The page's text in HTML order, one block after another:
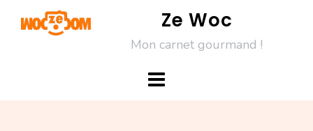
Ze Woc
Mon carnet gourmand !